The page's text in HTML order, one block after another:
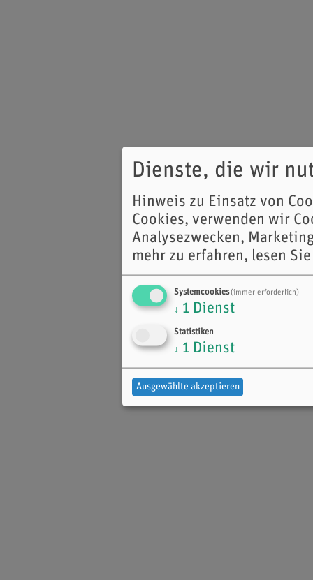
Dienste, die wir
Hinweis zu Einsatz von
Cookies, verwenden wir
Analysezwecken,
mehr zu erfahren, lesen
Systemcookies(immer erforderlich)
↓ 1 Dienst
Statistiken
↓ 1 Dienst
Ausgewählte akzeptieren